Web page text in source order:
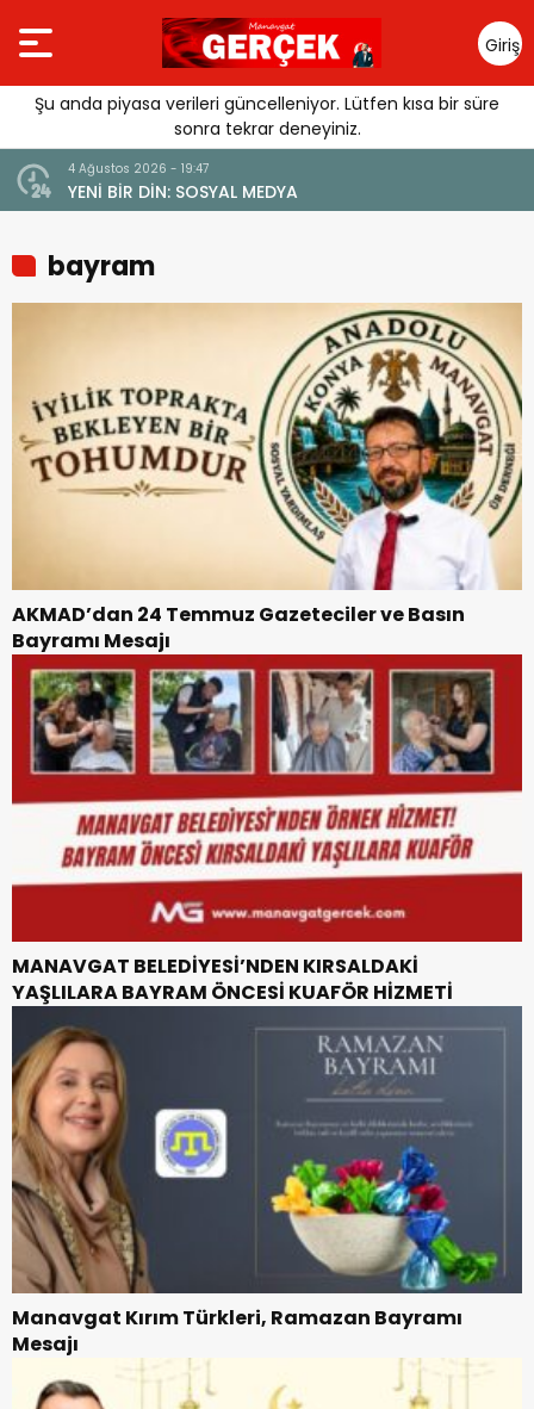
Giriş
Yap
Şu anda piyasa verileri güncelleniyor. Lütfen kısa bir süre
sonra tekrar deneyiniz.
4 Ağustos 2026 - 19:47
YENİ BİR DİN: SOSYAL MEDYA
bayram
AKMAD’dan 24 Temmuz Gazeteciler ve Basın
Bayramı Mesajı
MANAVGAT BELEDİYESİ’NDEN KIRSALDAKİ
YAŞLILARA BAYRAM ÖNCESİ KUAFÖR HİZMETİ
Manavgat Kırım Türkleri, Ramazan Bayramı
Mesajı